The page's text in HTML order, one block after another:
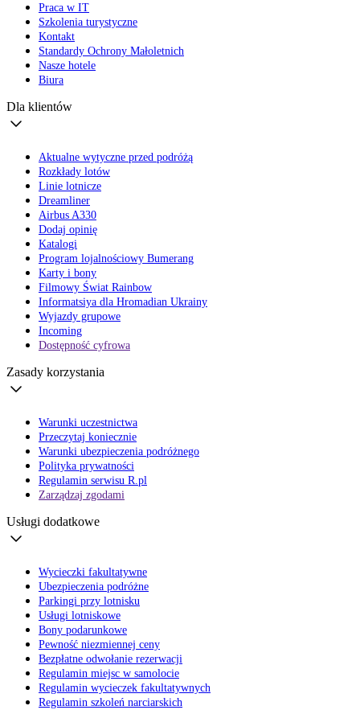
Praca w IT
Szkolenia turystyczne
Kontakt
Standardy Ochrony Małoletnich
Nasze hotele
Biura
Dla klientów
Aktualne wytyczne przed podróżą
Rozkłady lotów
Linie lotnicze
Dreamliner
Airbus A330
Dodaj opinię
Katalogi
Program lojalnościowy Bumerang
Karty i bony
Filmowy Świat Rainbow
Informatsiya dla Hromadian Ukrainy
Wyjazdy grupowe
Incoming
Dostępność cyfrowa
Zasady korzystania
Warunki uczestnictwa
Przeczytaj koniecznie
Warunki ubezpieczenia podróżnego
Polityka prywatności
Regulamin serwisu R.pl
Zarządzaj zgodami
Usługi dodatkowe
Wycieczki fakultatywne
Ubezpieczenia podróżne
Parkingi przy lotnisku
Usługi lotniskowe
Bony podarunkowe
Pewność niezmiennej ceny
Bezpłatne odwołanie rezerwacji
Regulamin miejsc w samolocie
Regulamin wycieczek fakultatywnych
Regulamin szkoleń narciarskich